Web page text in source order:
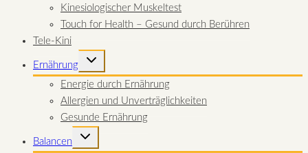
Kinesiologischer Muskeltest
Touch for Health – Gesund durch Berühren
Tele-Kini
Ernährung
UNTERMENÜ
Energie durch Ernährung
Allergien und Unverträglichkeiten
Gesunde Ernährung
Balancen
UNTERMENÜ